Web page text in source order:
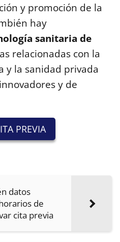
y promoción de la
hay
sanitaria de
relacionadas con la
y la sanidad privada
y de
PREVIA
datos
de
cita previa